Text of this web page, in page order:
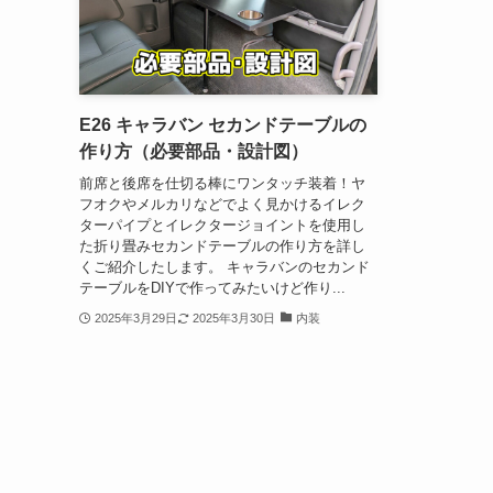
E26 キャラバン セカンドテーブルの
作り方（必要部品・設計図）
前席と後席を仕切る棒にワンタッチ装着！ヤ
フオクやメルカリなどでよく見かけるイレク
ターパイプとイレクタージョイントを使用し
た折り畳みセカンドテーブルの作り方を詳し
くご紹介したします。 キャラバンのセカンド
テーブルをDIYで作ってみたいけど作り...
2025年3月29日 2025年3月30日 内装